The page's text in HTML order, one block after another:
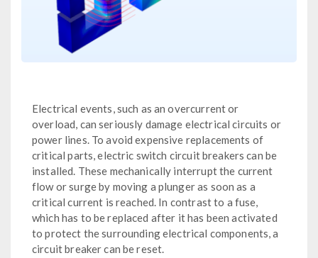
Electrical events, such as an overcurrent or
overload, can seriously damage electrical circuits or
power lines. To avoid expensive replacements of
critical parts, electric switch circuit breakers can be
installed. These mechanically interrupt the current
flow or surge by moving a plunger as soon as a
critical current is reached. In contrast to a fuse,
which has to be replaced after it has been activated
to protect the surrounding electrical components, a
circuit breaker can be reset.